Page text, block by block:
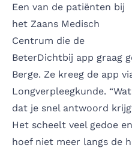
Een van de patiënten bij
het Zaans Medisch
Centrum die de
BeterDichtbij app graag
Berge. Ze kreeg de app
Longverpleegkunde.
dat je snel antwoord
Het scheelt veel gedoe
hoef niet meer langs de